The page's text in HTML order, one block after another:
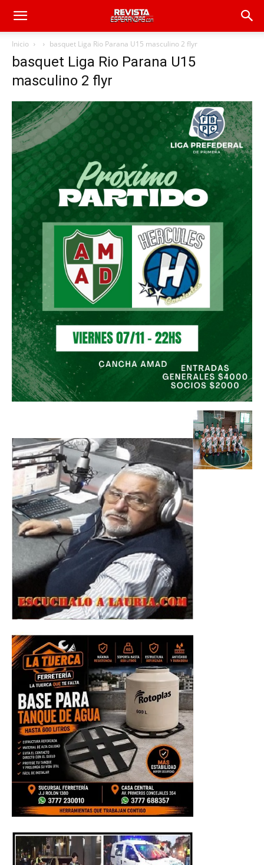
Inicio basquet Liga Rio Parana U15 masculino 2 flyr
basquet Liga Rio Parana U15
masculino 2 flyr